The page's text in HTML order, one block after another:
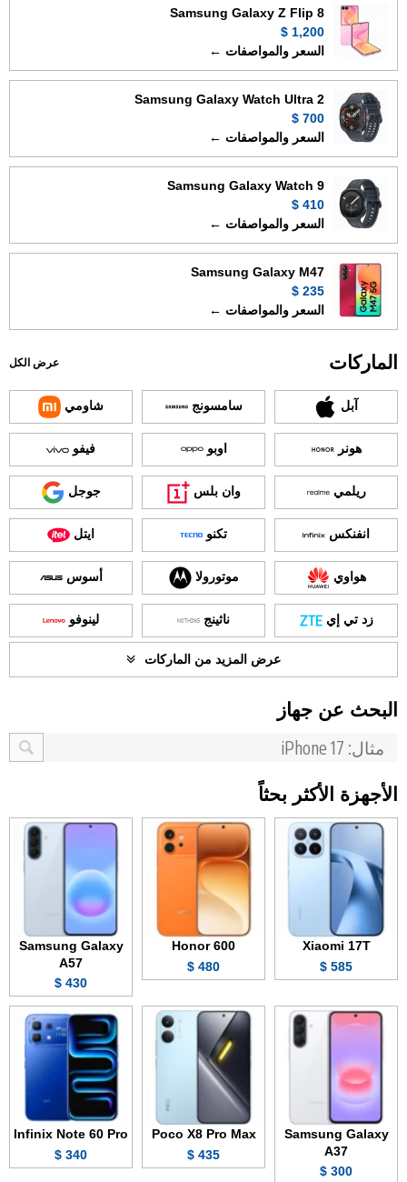
Samsung Galaxy Z Flip 8
1,200 $
السعر والمواصفات ←
Samsung Galaxy Watch Ultra 2
700 $
السعر والمواصفات ←
Samsung Galaxy Watch 9
410 $
السعر والمواصفات ←
Samsung Galaxy M47
235 $
السعر والمواصفات ←
الماركات عرض الكل
آبل سامسونج شاومي
هونر اوبو فيفو
ريلمي وان بلس جوجل
انفنكس تكنو ايتل
هواوي موتورولا أسوس
زد تي إي ناثينج لينوفو
عرض المزيد من الماركات
البحث عن جهاز
الأجهزة الأكثر بحثاً
Xiaomi 17T
585 $
Honor 600
480 $
Samsung Galaxy
A57
430 $
Samsung Galaxy
A37
300 $
Poco X8 Pro Max
435 $
Infinix Note 60 Pro
340 $